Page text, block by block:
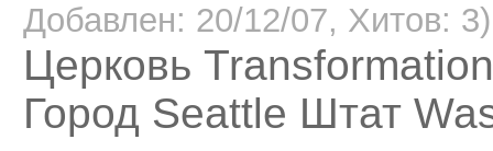
Добавлен: 20/12/07, Хитов: 3)
Церковь
Город Seattle Штат